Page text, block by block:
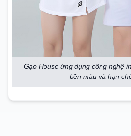
Gạo House ứng dụng công nghệ
bền màu và hạn